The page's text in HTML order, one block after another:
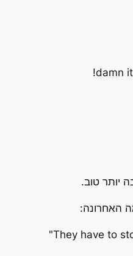
damn
יותר טוב.
האחרונה: